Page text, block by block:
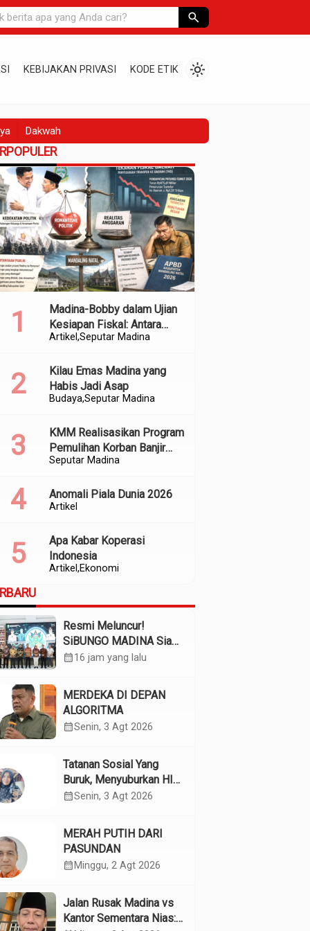
search
KEBIJAKAN PRIVASI KODE ETIK light_mode
Dakwah
Artikel Seputar Madina
Madina-Bobby dalam Ujian
Kesiapan Fiskal: Antara
Kedekatan Politik dan
BudayaSeputar Madina
Kilau Emas Madina yang
Habis Jadi Asap
Seputar Madina
KMM Realisasikan Program
Pemulihan Korban Banjir
dan Longsor di Kabupaten
Artikel
Anomali Piala Dunia 2026
Artikel Ekonomi
Apa Kabar Koperasi
Indonesia
Resmi Meluncur!
SiBUNGO MADINA Siap
Optimalkan Pendapatan
calendar_month16 jam yang lalu
MERDEKA DI DEPAN
ALGORITMA
calendar_monthSenin, 3 Agt 2026
Tatanan Sosial Yang
Buruk, Menyuburkan HIV
Pada Remaja
calendar_monthSenin, 3 Agt 2026
MERAH PUTIH DARI
PASUNDAN
calendar_month Minggu, 2 Agt 2026
Jalan Rusak Madina vs
Kantor Sementara Nias: